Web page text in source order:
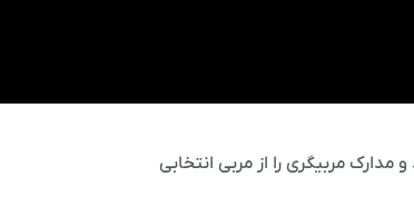
مربیگری را از مربی انتخابی